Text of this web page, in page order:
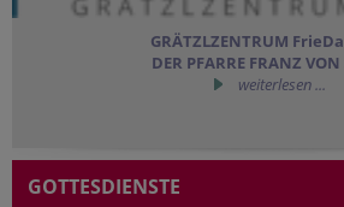
GRÄTZLZENTRUM
DER PFARRE FRANZ VON
weiterlesen ...
GOTTESDIENSTE